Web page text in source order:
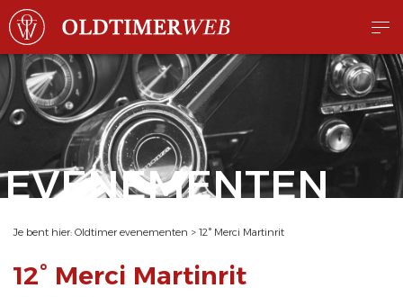
EVENEMENTEN
Je bent hier: Oldtimer evenementen > 12° Merci Martinrit
12° Merci Martinrit